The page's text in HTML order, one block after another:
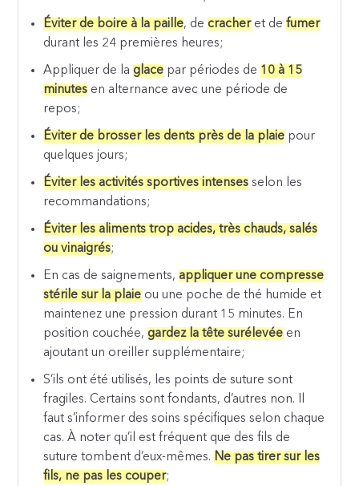
Éviter de boire à la paille, de cracheret defumer
durant les 24 premières heures;
Appliquer de la glace par périodes de 10 à 15
minutes en alternance avec une période de
repos;
Éviter de brosser les dents près de la plaie pour
quelques jours;
Éviter les activités sportives intenses selon les
recommandations;
Éviter les aliments trop acides, très chauds, salés
ou vinaigrés;
En cas de saignements, appliquer une compresse
stérile sur la plaie ou une poche de thé humide et
maintenez une pression durant 15 minutes. En
position couchée, gardez la tête surélevée en
ajoutant un oreiller supplémentaire;
S’ils ont été utilisés, les points de suture sont
fragiles. Certains sont fondants, d’autres non. Il
faut s’informer des soins spécifiques selon chaque
cas. À noter qu’il est fréquent que des fils de
suture tombent d’eux-mêmes. Ne pas tirer sur les
fils, ne pas les couper;